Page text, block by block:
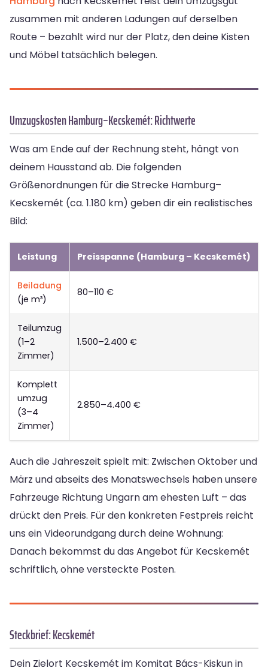
zusammen mit anderen Ladungen auf derselben
Route – bezahlt wird nur der Platz, den deine Kisten
und Möbel tatsächlich belegen.
Umzugskosten Hamburg–Kecskemét: Richtwerte
Was am Ende auf der Rechnung steht, hängt von
deinem Hausstand ab. Die folgenden
Größenordnungen für die Strecke Hamburg–
Kecskemét (ca. 1.180 km) geben dir ein realistisches
Bild:
Leistung Preisspanne (Hamburg – Kecskemét)
Beiladung
(je m³)
80–110 €
Teilumzug
(1–2
Zimmer)
1.500–2.400 €
Komplett
umzug
(3–4
Zimmer)
2.850–4.400 €
Auch die Jahreszeit spielt mit: Zwischen Oktober und
März und abseits des Monatswechsels haben unsere
Fahrzeuge Richtung Ungarn am ehesten Luft – das
drückt den Preis. Für den konkreten Festpreis reicht
uns ein Videorundgang durch deine Wohnung:
Danach bekommst du das Angebot für Kecskemét
schriftlich, ohne versteckte Posten.
Steckbrief: Kecskemét
Dein Zielort Kecskemét im Komitat Bács-Kiskun in